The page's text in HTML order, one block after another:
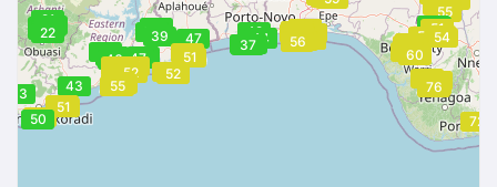
33
24
47
42 61
37
43
39
38
52
53
72
71
51
24
51
44 53
37
51
37
54 75
23
56
52
51
54
55
23 58
46
44
51
21
58
23
61
57
22 51
60
50
23
44 56
37
51
38
54 76
56
52
52
56
59
46 47
58
58
54
51
56
51
59
60
59
48
59
37
55 76
58
56
59
55
54
58
45
55
55
54
24
23 5853
56 58
56
59
59